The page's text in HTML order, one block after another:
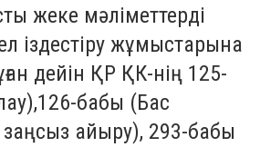
жеке мәліметтерді
іздестіру жұмыстарына
дейін ҚР ҚК-нің 125-
бабы (Бас
айыру), 293-бабы